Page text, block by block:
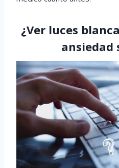
¿Ver luces
ansiedad